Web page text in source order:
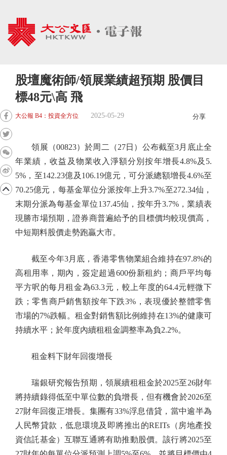
股壇魔術師/領展業績超預期 股價目
標48元\高 飛
大公報 B4：投資全方位 2025-05-29 分享
領展（00823）於周二（27日）公布截至3月底止全
年業績，收益及物業收入淨額分別按年增長4.8%及5.
5%，至142.23億及106.19億元，可分派總額增長4.6%至
70.25億元，每基金單位分派按年上升3.7%至272.34仙，
末期分派為每基金單位137.45仙，按年升3.7%，業績表
現勝市場預期，證券商普遍給予的目標價均較現價高，
中短期料股價走勢跑贏大市。
截至今年3月底，香港零售物業組合維持在97.8%的
高租用率，期內，簽定超過600份新租約；商戶平均每
平方呎的每月租金為63.3元，較上年度的64.4元輕微下
跌；零售商戶銷售額按年下跌3%，表現優於整體零售
市場的7%跌幅。租金對銷售額比例維持在13%的健康可
持續水平；於年度內續租租金調整率為負2.2%。
租金料下財年回復增長
瑞銀研究報告預期，領展續租租金於2025至26財年
將持續錄得低至中單位數的負增長，但有機會於2026至
27財年回復正增長。集團有33%浮息借貸，當中逾半為
人民幣貸款，低息環境及即將推出的REITs（房地產投
資信託基金）互聯互通將有助推動股價。該行將2025至